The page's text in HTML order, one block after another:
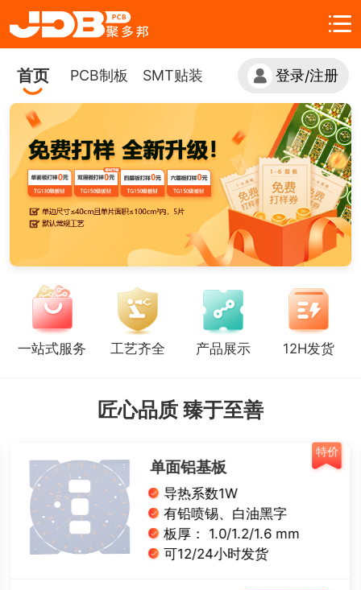
首页 PCB制板 SMT贴装 登录/注册
一站式服务 工艺齐全 产品展示 12H发货
匠心品质 臻于至善
特价
单面铝基板
导热系数1W
有铅喷锡、白油黑字
板厚： 1.0/1.2/1.6 mm
可12/24小时发货